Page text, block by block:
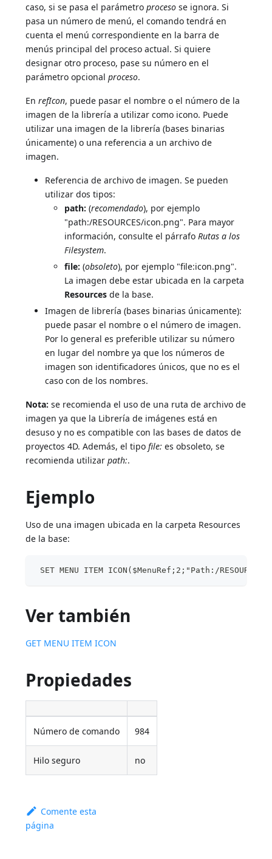
caso, si se pasa el parámetroproceso se ignora. Si
pasa un número de menú, el comando tendrá en
cuenta el menú correspondiente en la barra de
menús principal del proceso actual. Si quiere
designar otro proceso, pase su número en el
parámetro opcionalproceso.
EnrefIcon, puede pasar el nombre o el número de la
imagen de la librería a utilizar como icono. Puede
utilizar una imagen de la librería (bases binarias
únicamente) o una referencia a un archivo de
imagen.
Referencia de archivo de imagen. Se pueden
utilizar dos tipos:
path: (recomendado), por ejemplo
"path:/RESOURCES/icon.png". Para mayor
información, consulte el párrafoRutas a los
Filesystem.
file: (obsoleto), por ejemplo "file:icon.png".
La imagen debe estar ubicada en la carpeta
Resources de la base.
Imagen de librería (bases binarias únicamente):
puede pasar el nombre o el número de imagen.
Por lo general es preferible utilizar su número
en lugar del nombre ya que los números de
imagen son identificadores únicos, que no es el
caso con de los nombres.
Nota: se recomienda el uso de una ruta de archivo de
imagen ya que la Librería de imágenes está en
desuso y no es compatible con las bases de datos de
proyectos 4D. Además, el tipofile: es obsoleto, se
recomienda utilizarpath:.
Ejemplo
Uso de una imagen ubicada en la carpeta Resources
de la base:
SET MENU ITEM ICON($MenuRef;2;"Path:/
Ver también
GET MENU ITEM ICON
Propiedades
Número de comando 984
Hilo seguro no
Comente esta
página